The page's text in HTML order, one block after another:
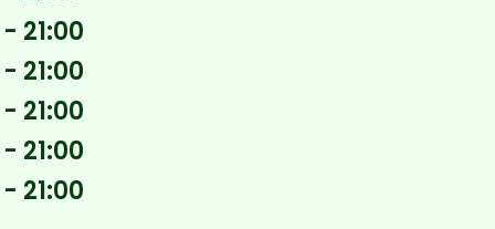
- 21:00
- 21:00
- 21:00
- 21:00
- 21:00